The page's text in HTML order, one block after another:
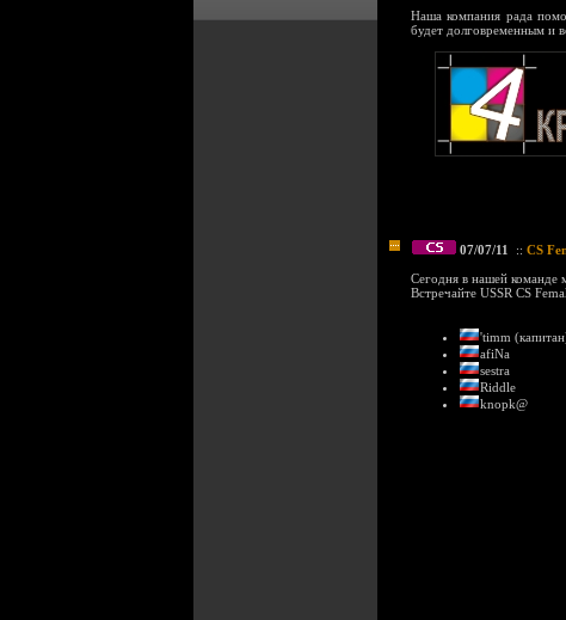
Наша компания рада
будет долговременным и
07/07/11 :: CS
Сегодня в нашей команде
Встречайте USSR CS
'timm
afiNa
sestra
Riddle
knopk@